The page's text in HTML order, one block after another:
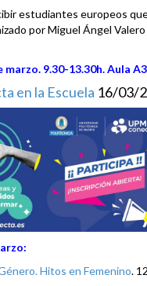
estudiantes europeos
por Miguel Ángel
marzo. 9.30-13.30h. Aula
en la Escuela 16/03/
Hitos en Femenino.